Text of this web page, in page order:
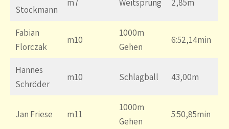
Stockmann
m7 Weitsprung 2,85m
Fabian
Florczak
m10
1000m
Gehen
6:52,14min
Hannes
Schröder
m10 Schlagball 43,00m
Jan Friese m11
1000m
Gehen
5:50,85min